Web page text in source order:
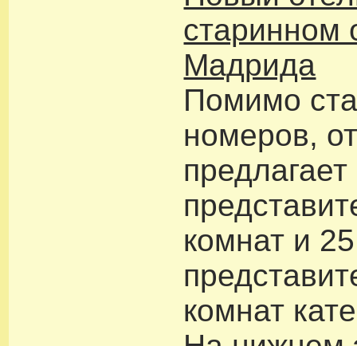
старинном
Мадрида
Помимо
номеров,
комнат и 25
комнат